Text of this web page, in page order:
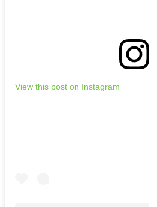
View this post on Instagram